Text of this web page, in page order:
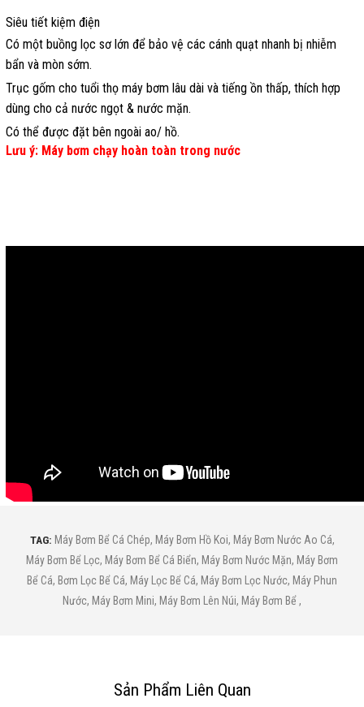
Siêu tiết kiệm điện
Có một buồng lọc sơ lớn để bảo vệ các cánh quạt nhanh bị nhiễm
bẩn và mòn sớm.
Trục gốm cho tuổi thọ máy bơm lâu dài và tiếng ồn thấp, thích hợp
dùng cho cả nước ngọt & nước mặn.
Có thể được đặt bên ngoài ao/ hồ.
Lưu ý: Máy bơm chạy hoàn toàn trong nước
TAG: Máy Bơm Bể Cá Chép, Máy Bơm Hồ Koi, Máy Bơm Nước Ao Cá,
Máy Bơm Bể Lọc, Máy Bơm Bể Cá Biển, Máy Bơm Nước Mặn, Máy Bơm
Bể Cá, Bơm Lọc Bể Cá, Máy Lọc Bể Cá, Máy Bơm Lọc Nước, Máy Phun
Nước, Máy Bơm Mini, Máy Bơm Lên Núi, Máy Bơm Bể,
Sản Phẩm Liên Quan